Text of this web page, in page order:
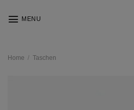
MENU
Home / Taschen